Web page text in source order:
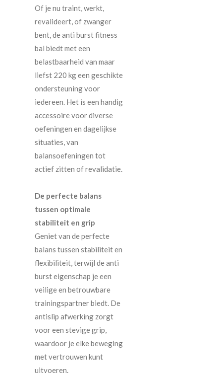
Of je nu traint, werkt,
revalideert, of zwanger
bent, de anti burst fitness
bal biedt met een
belastbaarheid van maar
liefst 220 kg een geschikte
ondersteuning voor
iedereen. Het is een handig
accessoire voor diverse
oefeningen en dagelijkse
situaties, van
balansoefeningen tot
actief zitten of revalidatie.
De perfecte balans
tussen optimale
stabiliteit en grip
Geniet van de perfecte
balans tussen stabiliteit en
flexibiliteit, terwijl de anti
burst eigenschap je een
veilige en betrouwbare
trainingspartner biedt. De
antislip afwerking zorgt
voor een stevige grip,
waardoor je elke beweging
met vertrouwen kunt
uitvoeren.